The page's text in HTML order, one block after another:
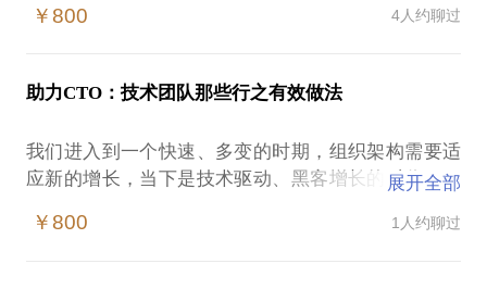
问题感到困扰：
引入快速有效的研发管理机制；
建立设计冲刺、产品创新马拉松；
我在技术型团队建设方面拥有超过十年经历，发现并
助力了无数技术团队低成本改善、改进的一些实践体
会。相信在这些方面，能为你提供帮助。愿意与你交
￥800 4人约聊过
助力CTO：技术团队那些行之有效做法
我们进入到一个快速、多变的时期，组织架构需要适
应新的增长，当下是技术驱动、黑客增长的时代，一
成长？如何改进团队工程效率？如何构建一家高效运
展开全部
￥800 1人约聊过